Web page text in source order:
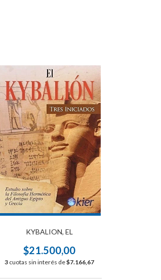
KYBALION, EL
$21.500,00
3 cuotas sin interés de$7.166,67